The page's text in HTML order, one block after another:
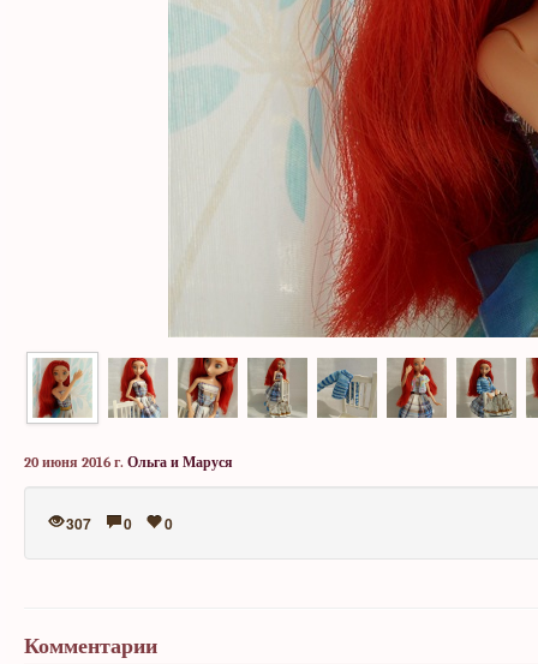
20 июня 2016 г. Ольга и Маруся
307 0 0
Комментарии